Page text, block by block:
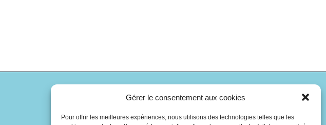
Gérer le consentement aux cookies
Pour offrir les meilleures expériences, nous utilisons des technologies telles que les